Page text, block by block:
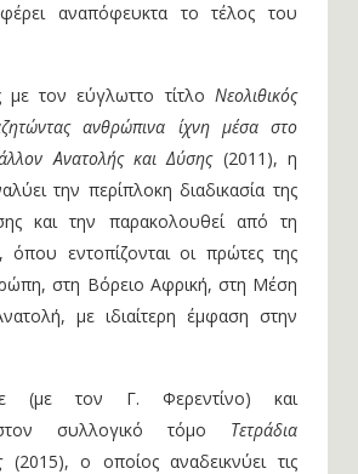
αναπόφευκτα το τέλος του
με τον εύγλωττο τίτλο Νεολιθικός
ανθρώπινα ίχνη μέσα στο
Ανατολής και Δύσης(2011), η
την περίπλοκη διαδικασία της
και την παρακολουθεί από τη
εντοπίζονται οι πρώτες της
στη Βόρειο Αφρική, στη Μέση
με ιδιαίτερη έμφαση στην
(με τον Γ. Φερεντίνο) και
συλλογικό τόμο Τετράδια
(2015), ο οποίος αναδεικνύει τις